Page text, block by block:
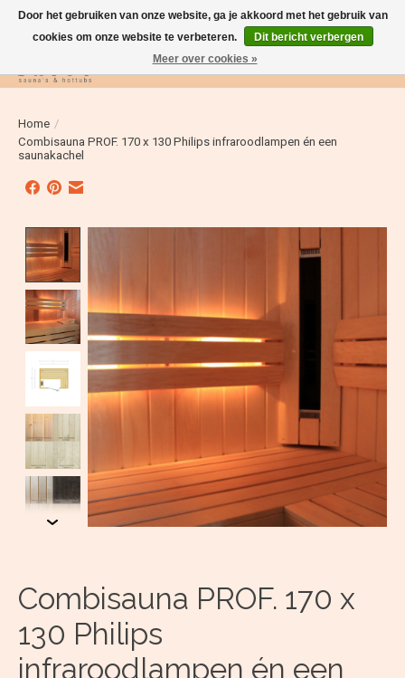
Verlanglijst
Home /
Combisauna PROF. 170 x 130 Philips infraroodlampen én een
saunakachel
Combisauna PROF. 170 x
130 Philips
infraroodlampen én een
Door het gebruiken van onze website, ga je akkoord met het gebruik van
cookies om onze website te verbeteren.
Dit bericht verbergen
Meer over cookies »